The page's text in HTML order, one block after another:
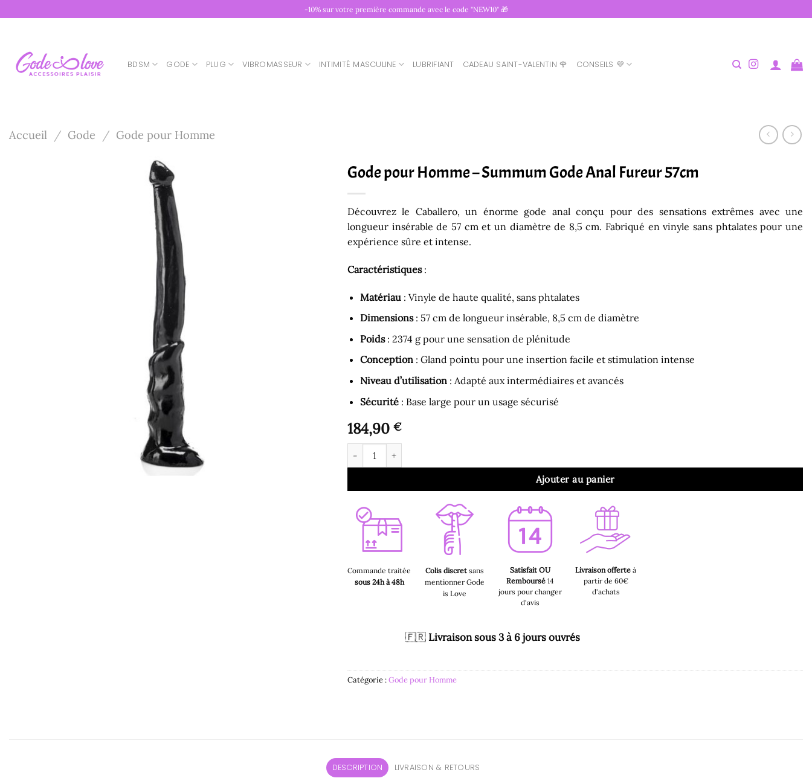
au
-10% sur votre première commande avec le code "NEW10" 🎁
BDSM GODE PLUG VIBROMASSEUR INTIMITÉ MASCULINE LUBRIFIANT CADEAU SAINT-VALENTIN 🌹 CONSEILS 💜
Accueil / Gode / Gode pour Homme
Gode pour Homme – Summum Gode Anal Fureur 57cm
Découvrez le Caballero, un énorme gode anal conçu pour des sensations extrêmes avec une
longueur insérable de 57 cm et un diamètre de 8,5 cm. Fabriqué en vinyle sans phtalates pour une
expérience sûre et intense.
Caractéristiques:
Matériau : Vinyle de haute qualité, sans phtalates
Dimensions : 57 cm de longueur insérable, 8,5 cm de diamètre
Poids : 2374 g pour une sensation de plénitude
Conception : Gland pointu pour une insertion facile et stimulation intense
Niveau d’utilisation : Adapté aux intermédiaires et avancés
Sécurité : Base large pour un usage sécurisé
184,90 €
quantité de Gode pour Homme - Summum Gode Anal Fureur 57cm
Ajouter au panier
Commande traitée
sous 24h à 48h
Colis discret sans
mentionner Gode
is Love
Satisfait OU
Remboursé 14
jours pour changer
d'avis
Livraison offerte à
partir de 60€
d'achats
🇫🇷 Livraison sous 3 à 6 jours ouvrés
Catégorie :Gode pour Homme
DESCRIPTION LIVRAISON & RETOURS